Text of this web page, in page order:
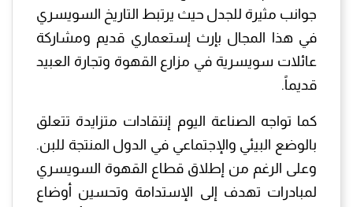
جوانب مثيرة للجدل حيث يرتبط التاريخ السويسري
في هذا المجال بإرث إستعماري قديم ومشاركة
عائلات سويسرية في مزارع القهوة وتجارة العبيد
قديماً.
كما تواجه الصناعة اليوم إنتقادات متزايدة تتعلق
بالوضع البيئي والإجتماعي في الدول المنتجة للبن.
وعلى الرغم من إطلاق قطاع القهوة السويسري
لمبادرات تهدف إلى الإستدامة وتحسين أوضاع